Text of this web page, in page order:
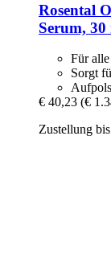
Rosental
Serum, 30
Für
Sorgt
€ 40,23 (€
Zustellung